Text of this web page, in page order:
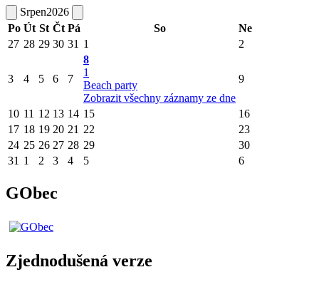
Srpen2026
Po Út St Čt Pá So
Ne
27 28 29 30 31 1 2
3 4 5 6 7
8
1
Beach party
Zobrazit všechny záznamy ze dne
9
10 11 12 13 14 15
16
17 18 19 20 21 22
23
24 25 26 27 28 29
30
31 1 2 3 4 5 6
GObec
Zjednodušená verze